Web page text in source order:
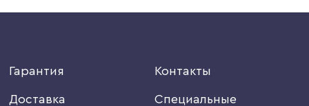
Гарантия
Доставка
Контакты
Специальные